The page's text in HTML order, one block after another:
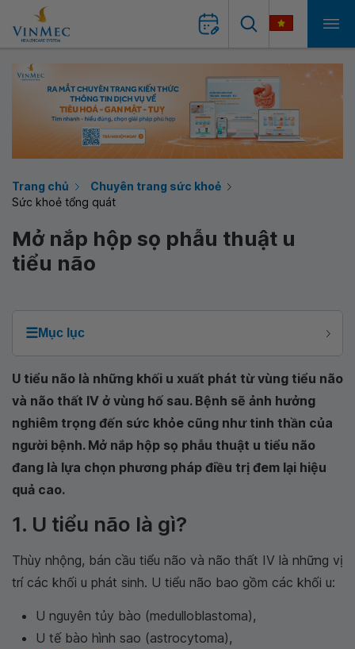
Trang chủ
Chuyên trang sức khoẻ
Sức khoẻ tổng quát
Mở nắp hộp sọ phẫu thuật u
tiểu não
☰Mục lục
U tiểu não là những khối u xuất phát từ vùng tiểu não
và não thất IV ở vùng hố sau. Bệnh sẽ ảnh hưởng
nghiêm trọng đến sức khỏe cũng như tinh thần của
người bệnh. Mở nắp hộp sọ phẫu thuật u tiểu não
đang là lựa chọn phương pháp điều trị đem lại hiệu
quả cao.
1. U tiểu não là gì?
Thùy nhộng, bán cầu tiểu não và não thất IV là những vị
trí các khối u phát sinh. U tiểu não bao gồm các khối u:
U nguyên tủy bào (medulloblastoma),
U tế bào hình sao (astrocytoma),